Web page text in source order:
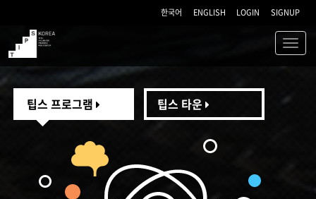
한국어 ENGLISH LOGIN SIGNUP
TIPS
팁스 프로그램 팁스 타운